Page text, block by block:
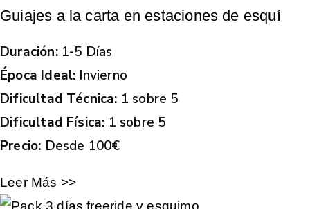
Guiajes a la carta en estaciones de esquí
Duración:1-5 Días
Época Ideal: Invierno
Dificultad Técnica: 1 sobre 5
Dificultad Física: 1 sobre 5
Precio: Desde 100€
Leer Más >>